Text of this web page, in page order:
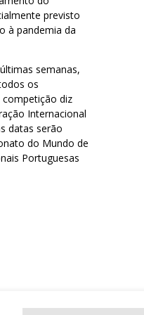
previsto
à pandemia da
semanas,
os
diz
Internacional
datas serão
do Mundo de
Portuguesas